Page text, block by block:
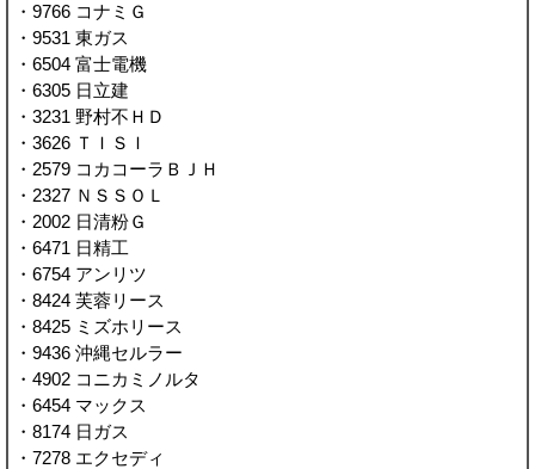
・9766 コナミＧ
・9531 東ガス
・6504 富士電機
・6305 日立建
・3231 野村不ＨＤ
・3626 ＴＩＳＩ
・2579 コカコーラＢＪＨ
・2327 ＮＳＳＯＬ
・2002 日清粉Ｇ
・6471 日精工
・6754 アンリツ
・8424 芙蓉リース
・8425 ミズホリース
・9436 沖縄セルラー
・4902 コニカミノルタ
・6454 マックス
・8174 日ガス
・7278 エクセディ